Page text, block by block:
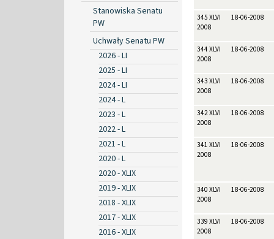
Stanowiska Senatu
PW
Uchwały Senatu PW
2026 - LI
2025 - LI
2024 - LI
2024 - L
2023 - L
2022 - L
2021 - L
2020 - L
2020 - XLIX
2019 - XLIX
2018 - XLIX
2017 - XLIX
2016 - XLIX
345 XLVI
2008
18-06-2008
344 XLVI
2008
18-06-2008
343 XLVI
2008
18-06-2008
342 XLVI
2008
18-06-2008
341 XLVI
2008
18-06-2008
340 XLVI
2008
18-06-2008
339 XLVI
2008
18-06-2008